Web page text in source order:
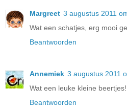
Margreet 3 augustus 2011
Wat een schatjes, erg mooi
Beantwoorden
Annemiek 3 augustus 2011
Wat een leuke kleine
Beantwoorden